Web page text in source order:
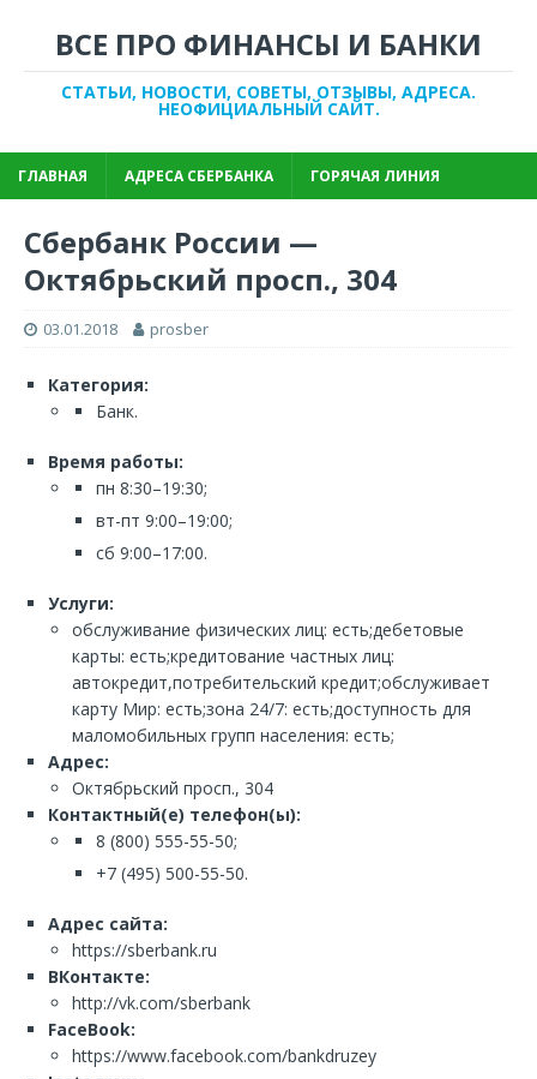
ВСЕ ПРО ФИНАНСЫ И БАНКИ
СТАТЬИ, НОВОСТИ, СОВЕТЫ, ОТЗЫВЫ, АДРЕСА.
НЕОФИЦИАЛЬНЫЙ САЙТ.
ГЛАВНАЯ АДРЕСА СБЕРБАНКА ГОРЯЧАЯ ЛИНИЯ
Сбербанк России —
Октябрьский просп., 304
03.01.2018 prosber
Категория:
Банк.
Время работы:
пн 8:30–19:30;
вт-пт 9:00–19:00;
сб 9:00–17:00.
Услуги:
обслуживание физических лиц: есть;дебетовые
карты: есть;кредитование частных лиц:
автокредит,потребительский кредит;обслуживает
карту Мир: есть;зона 24/7: есть;доступность для
маломобильных групп населения: есть;
Адрес:
Октябрьский просп., 304
Контактный(е) телефон(ы):
8 (800) 555-55-50;
+7 (495) 500-55-50.
Адрес сайта:
https://sberbank.ru
ВКонтакте:
http://vk.com/sberbank
FaceBook:
https://www.facebook.com/bankdruzey